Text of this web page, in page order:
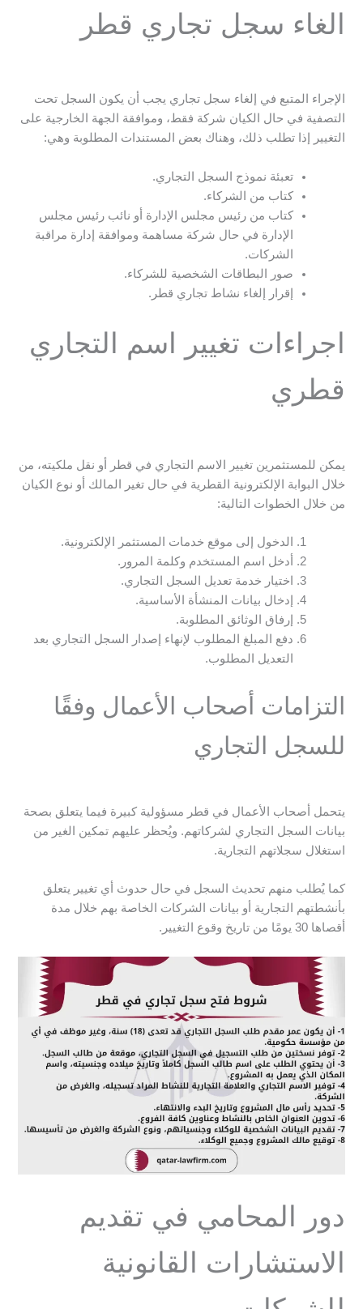
الغاء سجل تجاري قطر
الإجراء المتبع في إلغاء سجل تجاري يجب أن يكون السجل تحت
التصفية في حال الكيان شركة فقط، وموافقة الجهة الخارجية على
التغيير إذا تطلب ذلك، وهناك بعض المستندات المطلوبة وهي:
تعبئة نموذج السجل التجاري.
كتاب من الشركاء.
كتاب من رئيس مجلس الإدارة أو نائب رئيس مجلس
الإدارة في حال شركة مساهمة وموافقة إدارة مراقبة
الشركات.
صور البطاقات الشخصية للشركاء.
إقرار إلغاء نشاط تجاري قطر.
اجراءات تغيير اسم التجاري
قطري
يمكن للمستثمرين تغيير الاسم التجاري في قطر أو نقل ملكيته، من
خلال البوابة الإلكترونية القطرية في حال تغير المالك أو نوع الكيان
من خلال الخطوات التالية:
الدخول إلى موقع خدمات المستثمر الإلكترونية.
أدخل اسم المستخدم وكلمة المرور.
اختيار خدمة تعديل السجل التجاري.
إدخال بيانات المنشأة الأساسية.
إرفاق الوثائق المطلوبة.
دفع المبلغ المطلوب لإنهاء إصدار السجل التجاري بعد
التعديل المطلوب.
التزامات أصحاب الأعمال وفقًا
للسجل التجاري
يتحمل أصحاب الأعمال في قطر مسؤولية كبيرة فيما يتعلق بصحة
بيانات السجل التجاري لشركاتهم. ويُحظر عليهم تمكين الغير من
استغلال سجلاتهم التجارية.
كما يُطلب منهم تحديث السجل في حال حدوث أي تغيير يتعلق
بأنشطتهم التجارية أو بيانات الشركات الخاصة بهم خلال مدة
أقصاها 30 يومًا من تاريخ وقوع التغيير​.
دور المحامي في تقديم
الاستشارات القانونية